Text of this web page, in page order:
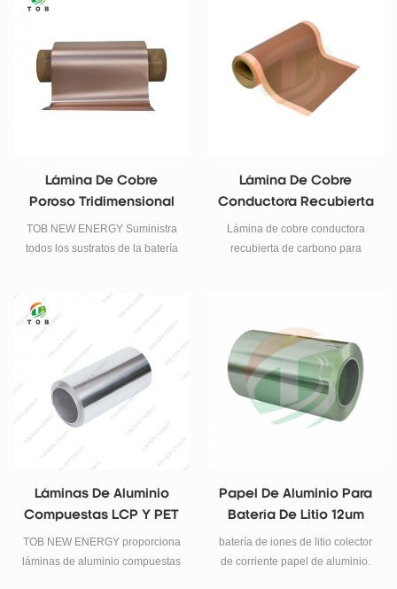
Lámina De Cobre
Poroso Tridimensional
Para Batería De Iones
De Litio
TOB NEW ENERGY Suministra
todos los sustratos de la batería
tridimensional, lámina de
aluminio, lámina de aluminio
poroso, lámina de grafito, etc.
Lámina De Cobre
Conductora Recubierta
De Carbono Para
Sustrato De Ánodo De
Lámina de cobre conductora
recubierta de carbono para
Láminas De Aluminio
Compuestas LCP Y PET
TOB NEW ENERGY proporciona
láminas de aluminio compuestas
Papel De Aluminio Para
Batería De Litio 12um
batería de iones de litio colector
de corriente papel de aluminio.